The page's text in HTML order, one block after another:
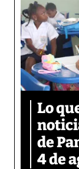
Lo
de
4 de